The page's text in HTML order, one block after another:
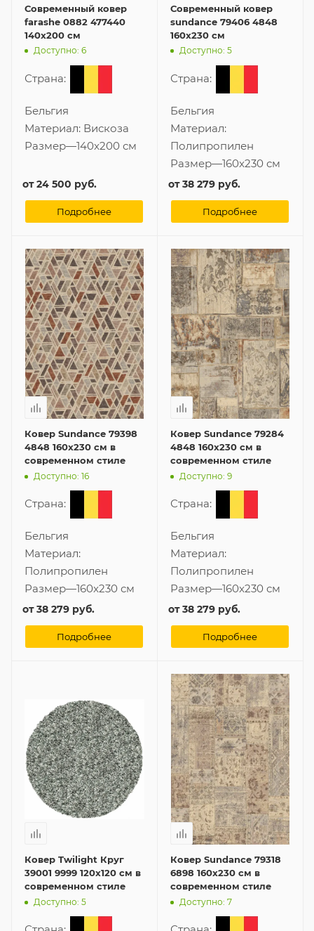
Современный ковер
farashe 0882 477440
140x200 см
Доступно: 6
Страна:
Бельгия
Материал: Вискоза
Размер—140x200 см
от24 500 руб.
Подробнее
Современный ковер
sundance 79406 4848
160x230 см
Доступно: 5
Страна:
Бельгия
Материал:
Полипропилен
Размер—160x230 см
от38 279 руб.
Подробнее
Ковер Sundance 79398
4848 160x230 см в
современном стиле
Доступно: 16
Страна:
Бельгия
Материал:
Полипропилен
Размер—160x230 см
от38 279 руб.
Подробнее
Ковер Sundance 79284
4848 160x230 см в
современном стиле
Доступно: 9
Страна:
Бельгия
Материал:
Полипропилен
Размер—160x230 см
от38 279 руб.
Подробнее
Ковер Twilight Круг
39001 9999 120x120 см в
современном стиле
Доступно: 5
Ковер Sundance 79318
6898 160x230 см в
современном стиле
Доступно: 7